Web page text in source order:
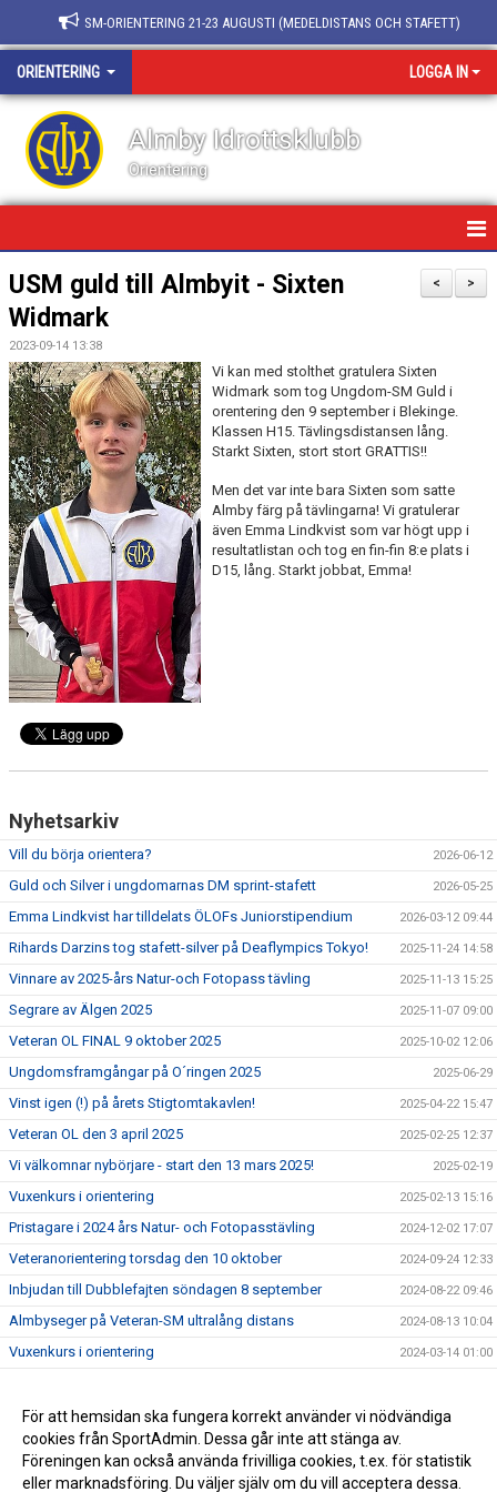
SM-ORIENTERING 21-23 AUGUSTI (MEDELDISTANS OCH STAFETT)
ORIENTERING LOGGA IN
Almby Idrottsklubb
Orientering
HEM/ORIENTERING
NYHETER
KALENDER
VERKSAMHETSIDÉ
BARN OCH UNGDOM
JUNIOR OCH SENIOR
MOTION OCH VETERAN
BILDGALLERI
DOKUMENT
KONTAKT
KARTOR
>
<
USM guld till Almbyit - Sixten
Widmark
2023-09-14 13:38
Vi kan med stolthet gratulera Sixten
Widmark som tog Ungdom-SM Guld i
orentering den 9 september i Blekinge.
Klassen H15. Tävlingsdistansen lång.
Starkt Sixten, stort stort GRATTIS!!
Men det var inte bara Sixten som satte
Almby färg på tävlingarna! Vi gratulerar
även Emma Lindkvist som var högt upp i
resultatlistan och tog en fin-fin 8:e plats i
D15, lång. Starkt jobbat, Emma!
Nyhetsarkiv
Vill du börja orientera? 2026-06-12
Guld och Silver i ungdomarnas DM sprint-stafett 2026-05-25
Emma Lindkvist har tilldelats ÖLOFs Juniorstipendium 2026-03-12 09:44
Rihards Darzins tog stafett-silver på Deaflympics Tokyo! 2025-11-24 14:58
Vinnare av 2025-års Natur-och Fotopass tävling 2025-11-13 15:25
Segrare av Älgen 2025 2025-11-07 09:00
Veteran OL FINAL 9 oktober 2025 2025-10-02 12:06
Ungdomsframgångar på O´ringen 2025 2025-06-29
Vinst igen (!) på årets Stigtomtakavlen! 2025-04-22 15:47
Veteran OL den 3 april 2025 2025-02-25 12:37
Vi välkomnar nybörjare - start den 13 mars 2025! 2025-02-19
Vuxenkurs i orientering 2025-02-13 15:16
Pristagare i 2024 års Natur- och Fotopasstävling 2024-12-02 17:07
Veteranorientering torsdag den 10 oktober 2024-09-24 12:33
Inbjudan till Dubblefajten söndagen 8 september 2024-08-22 09:46
Almbyseger på Veteran-SM ultralång distans 2024-08-13 10:04
Vuxenkurs i orientering 2024-03-14 01:00
NATURPASSET & FOTOPASSET 2023-05-16 20:14
Tredje deltävlingen av Ullmax vinterserie 2023 2023-01-08 15:44
För att hemsidan ska fungera korrekt använder vi nödvändiga
cookies från SportAdmin. Dessa går inte att stänga av.
Föreningen kan också använda frivilliga cookies, t.ex. för statistik
eller marknadsföring. Du väljer själv om du vill acceptera dessa.